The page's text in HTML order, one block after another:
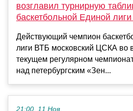
возглавил турнирную
баскетбольной Единой
Действующий чемпион
лиги ВТБ московский ЦСКА во
текущем регулярном
над петербургским «Зен...
21:00, 11 Ноя